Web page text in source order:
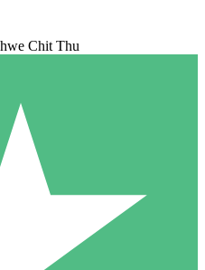
Chit Thu